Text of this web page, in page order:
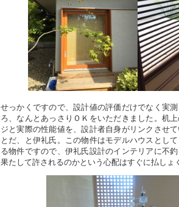
せっかくですので、設計値の評価だけでなく実
ろ、なんとあっさりＯＫをいただきました。机
ジと実際の性能値を、設計者自身がリンクさせ
とだ、と伊礼氏。この物件はモデルハウスとし
る物件ですので、伊礼氏設計のインテリアに不
果たして許されるのかという心配はすぐに払しょ